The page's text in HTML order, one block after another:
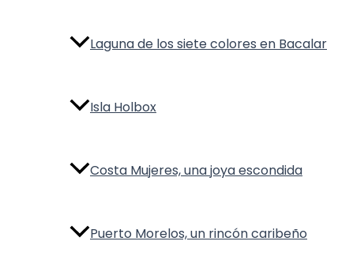
Laguna de los siete colores en Bacalar
Isla Holbox
Costa Mujeres, una joya escondida
Puerto Morelos, un rincón caribeño